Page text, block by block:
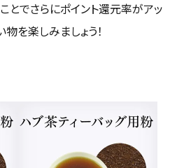
とでさらにポイント還元率がアッ
を楽しみましょう！